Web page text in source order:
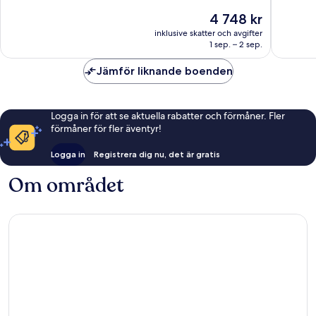
Priset
är
4 748 kr
4 748 kr
inklusive skatter och avgifter
1 sep. – 2 sep.
Jämför liknande boenden
Logga in för att se aktuella rabatter och förmåner. Fler
förmåner för fler äventyr!
Logga in Registrera dig nu, det är gratis
Om området